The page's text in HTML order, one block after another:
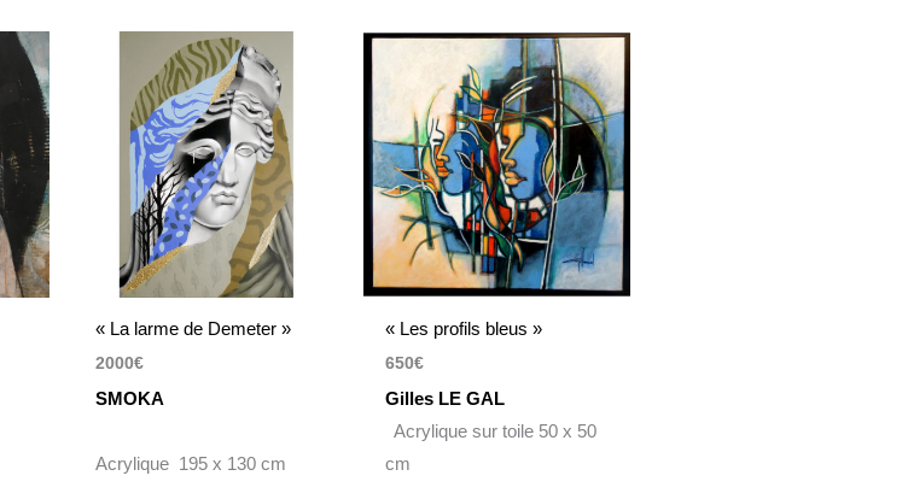
« La larme de Demeter »
2000€
SMOKA
Acrylique 195 x 130 cm
« Les profils bleus »
650€
Gilles LE GAL
Acrylique sur toile 50 x 50
cm